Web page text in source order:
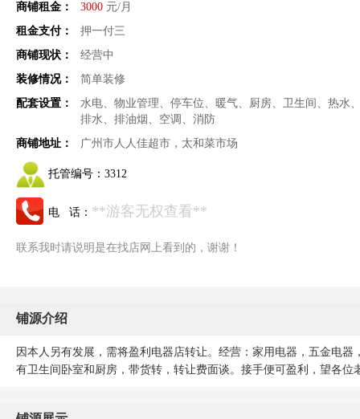
商铺租金：
3000 元/月
租金支付：
押一付三
商铺现状：
经营中
装修情况：
简单装修
配套设置：
水电、物业管理、停车位、暖气、厨房、卫生间、热水
排水、排油烟、空调、消防
商铺地址：
广州市人人佳超市，太和菜市场
托管编号： 3312
电 话： **游客无权查看**
联系我时请说明是在找店网上看到的，谢谢！
铺源介绍
因本人另有发展，需将盈利电器店转让。经营：家用电器，五金电
有卫生间卧室和厨房，带货转，转让费面谈。接手便可盈利，望各位